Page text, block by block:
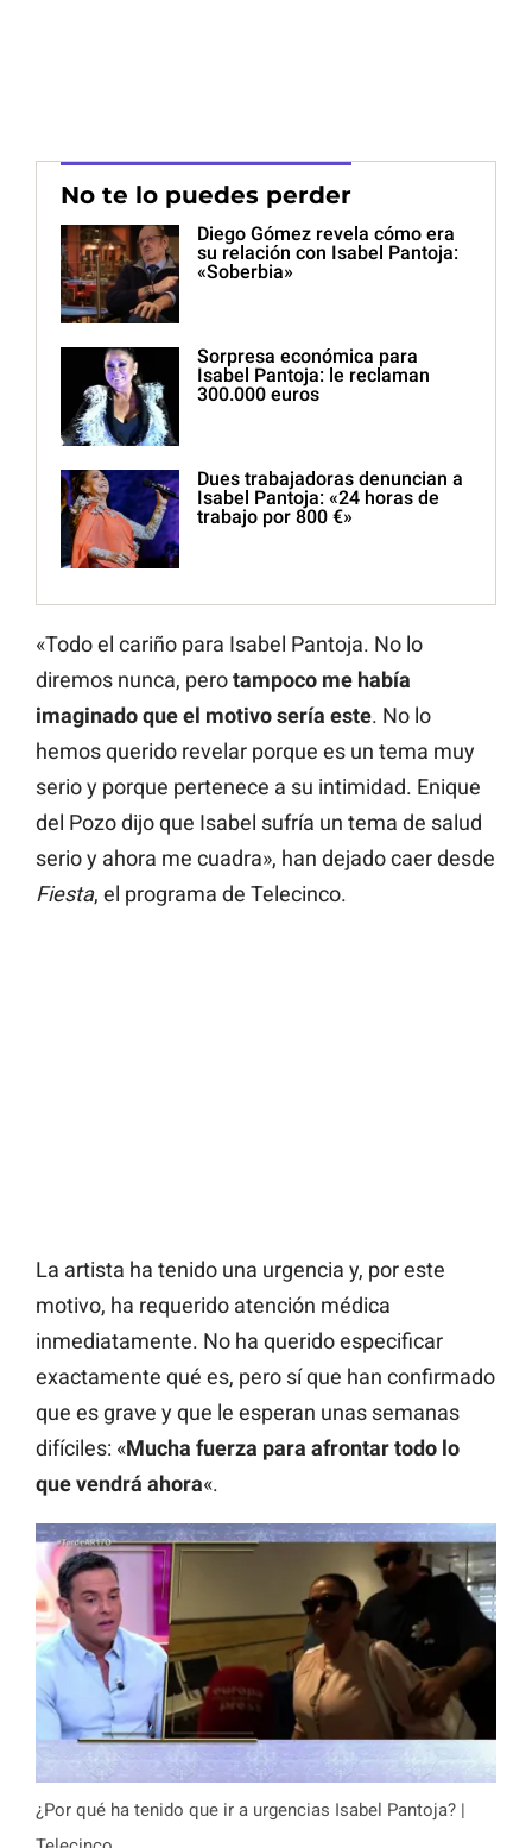
No te lo puedes perder
Diego Gómez revela cómo era
su relación con Isabel Pantoja:
«Soberbia»
Sorpresa económica para
Isabel Pantoja: le reclaman
300.000 euros
Dues trabajadoras denuncian a
Isabel Pantoja: «24 horas de
trabajo por 800 €»
«Todo el cariño para Isabel Pantoja. No lo
diremos nunca, perotampoco me había
imaginado que el motivo sería este. No lo
hemos querido revelar porque es un tema muy
serio y porque pertenece a su intimidad. Enique
del Pozo dijo que Isabel sufría un tema de salud
serio y ahora me cuadra», han dejado caer desde
Fiesta, el programa de Telecinco.
La artista ha tenido una urgencia y, por este
motivo, ha requerido atención médica
inmediatamente. No ha querido especificar
exactamente qué es, pero sí que han confirmado
que es grave y que le esperan unas semanas
difíciles: «Mucha fuerza para afrontar todo lo
que vendrá ahora«.
¿Por qué ha tenido que ir a urgencias Isabel Pantoja? |